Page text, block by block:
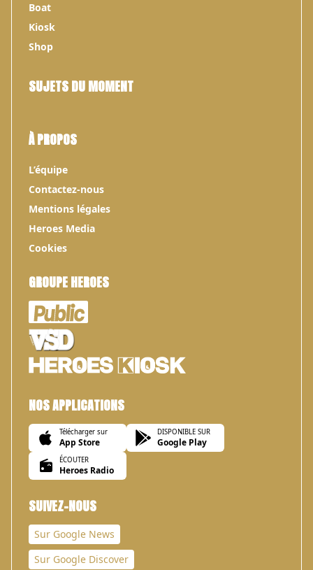
Boat
Kiosk
Shop
SUJETS DU MOMENT
À PROPOS
L’équipe
Contactez-nous
Mentions légales
Heroes Media
Cookies
GROUPE HEROES
NOS APPLICATIONS
Télécharger sur
App Store
DISPONIBLE SUR
Google Play
ÉCOUTER
Heroes Radio
SUIVEZ-NOUS
Sur Google News
Sur Google Discover